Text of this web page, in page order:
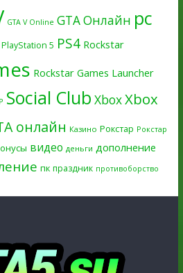
GTA V Online GTA Онлайн pc
PlayStation 5 PS4 Rockstar
Rockstar Games Launcher
Social Club XboxXbox
онлайн Казино Рокстар Рокстар
видео деньги дополнение
пк праздник противоборство